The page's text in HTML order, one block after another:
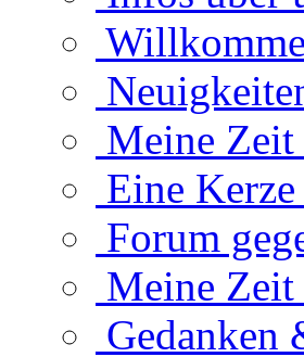
Meine Zeit
Eine
Forum
Meine Zeit
Gedanken